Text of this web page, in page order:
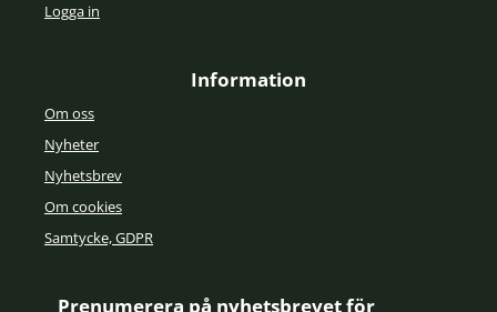
Logga in
Information
Om oss
Nyheter
Nyhetsbrev
Om cookies
Samtycke, GDPR
Prenumerera på nyhetsbrevet för